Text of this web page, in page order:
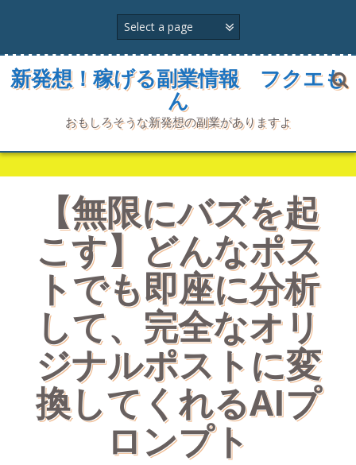
ン
プ
新発想！稼げる副業情報 フクエも
ん
おもしろそうな新発想の副業がありますよ
【無限にバズを起
こす】どんなポス
トでも即座に分析
して、完全なオリ
ジナルポストに変
換してくれるAIプ
ロンプト